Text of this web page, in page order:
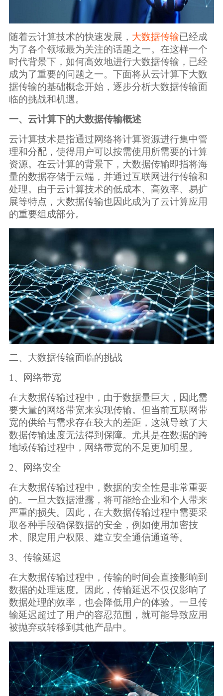
行业应用解决方案
政府机构
广告媒体
基因行业
汽车行业
生产制造业
IT互联网行业
影视制作业
随着云计算技术的快速发展， 大数据传输已经成
为了各个领域最为关注的话题之一。在这样一个
时代背景下，如何高效地进行大数据传输，已经
成为了重要的问题之一。下面将从云计算下大数
据传输的基础概念开始，逐步分析大数据传输面
临的挑战和机遇。
一、云计算下的大数据传输概述
云计算技术是指通过网络将计算资源进行集中管
理和分配，使得用户可以按需使用所需要的计算
资源。在云计算的背景下，大数据传输即指将海
量的数据存储于云端，并通过互联网进行传输和
处理。由于云计算技术的低成本、高效率、易扩
展等特点，大数据传输也因此成为了云计算应用
的重要组成部分。
二、大数据传输面临的挑战
1、网络带宽
在大数据传输过程中，由于数据量巨大，因此需
要大量的网络带宽来实现传输。但当前互联网带
宽的供给与需求存在较大的差距，这就导致了大
数据传输速度无法得到保障。尤其是在数据的跨
地域传输过程中，网络带宽的不足更加明显。
2、网络安全
在大数据传输过程中，数据的安全性是非常重要
的。一旦大数据泄露，将可能给企业和个人带来
严重的损失。因此，在大数据传输过程中需要采
取各种手段确保数据的安全，例如使用加密技
术、限定用户权限、建立安全通信通道等。
3、传输延迟
在大数据传输过程中，传输的时间会直接影响到
数据的处理速度。因此，传输延迟不仅仅影响了
数据处理的效率，也会降低用户的体验。一旦传
输延迟超过了用户的容忍范围，就可能导致应用
被抛弃或转移到其他产品中。